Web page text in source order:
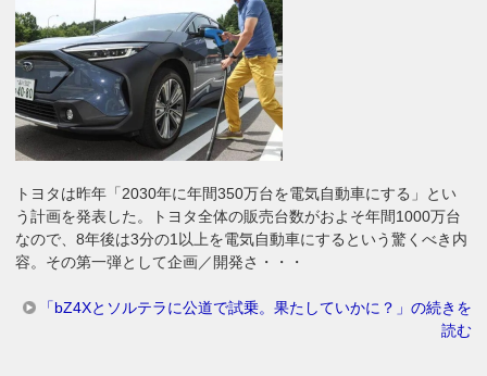
トヨタは昨年「2030年に年間350万台を電気自動車にする」とい
う計画を発表した。トヨタ全体の販売台数がおよそ年間1000万台
なので、8年後は3分の1以上を電気自動車にするという驚くべき内
容。その第一弾として企画／開発さ・・・
「bZ4Xとソルテラに公道で試乗。果たしていかに？」の続きを
読む